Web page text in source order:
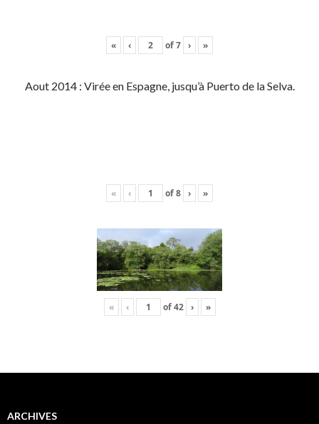
« ‹ of7 › »
Aout 2014 : Virée en Espagne, jusqu’à Puerto de la Selva.
« ‹ of8 › »
« ‹ of42 › »
ARCHIVES